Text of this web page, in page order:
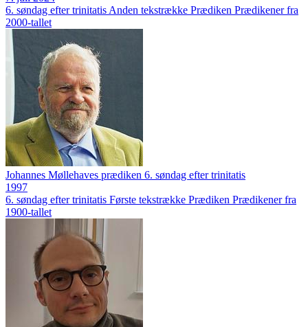
6. søndag efter trinitatis Anden tekstrække Prædiken Prædikener fra
2000-tallet
Johannes Møllehaves prædiken 6. søndag efter trinitatis
1997
6. søndag efter trinitatis Første tekstrække Prædiken Prædikener fra
1900-tallet